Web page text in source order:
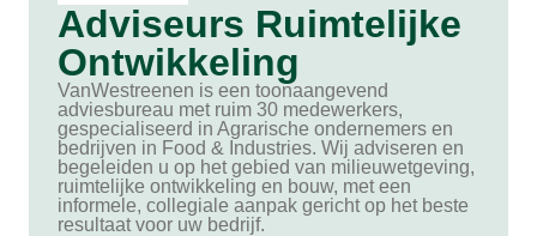
Adviseurs Ruimtelijke
Ontwikkeling
VanWestreenen is een toonaangevend
adviesbureau met ruim 30 medewerkers,
gespecialiseerd in Agrarische ondernemers en
bedrijven in Food & Industries. Wij adviseren en
begeleiden u op het gebied van milieuwetgeving,
ruimtelijke ontwikkeling en bouw, met een
informele, collegiale aanpak gericht op het beste
resultaat voor uw bedrijf.